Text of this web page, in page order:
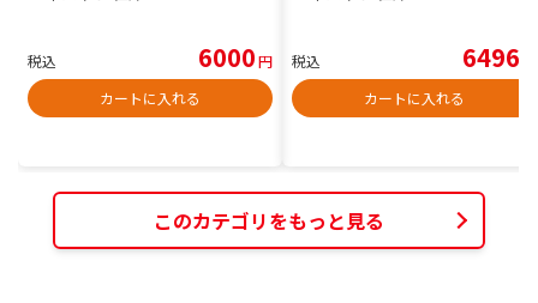
税込 6000円
カートに入れる
税込 6496
カートに入れる
このカテゴリをもっと見る